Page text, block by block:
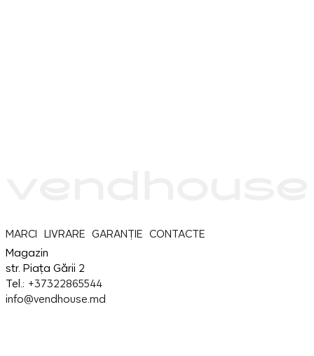
MARCI LIVRARE GARANȚIE
CONTACTE
Magazin
str. Piața Gării 2
Tel.: +37322865544
info@vendhouse.md